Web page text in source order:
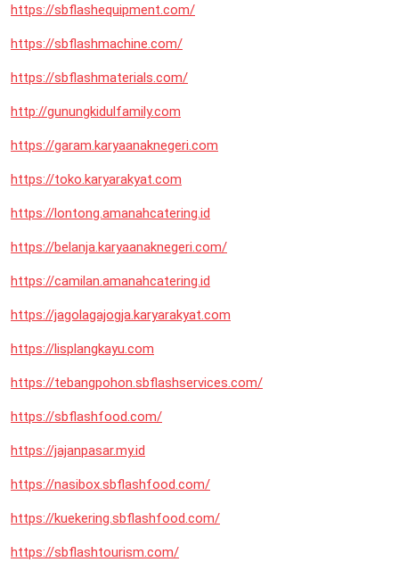
https://sbflashequipment.com/
https://sbflashmachine.com/
https://sbflashmaterials.com/
http://gunungkidulfamily.com
https://garam.karyaanaknegeri.com
https://toko.karyarakyat.com
https://lontong.amanahcatering.id
https://belanja.karyaanaknegeri.com/
https://camilan.amanahcatering.id
https://jagolagajogja.karyarakyat.com
https://lisplangkayu.com
https://tebangpohon.sbflashservices.com/
https://sbflashfood.com/
https://jajanpasar.my.id
https://nasibox.sbflashfood.com/
https://kuekering.sbflashfood.com/
https://sbflashtourism.com/